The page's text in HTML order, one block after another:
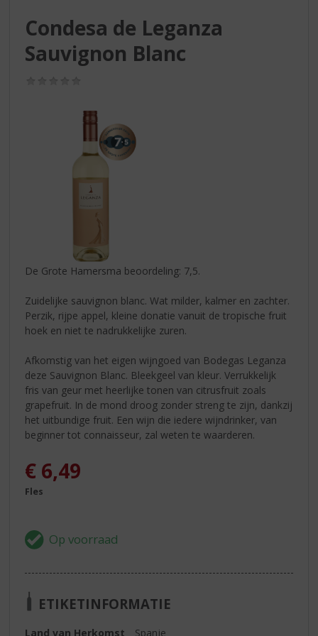
Condesa de Leganza
Sauvignon Blanc
De Grote Hamersma beoordeling: 7,5.
Zuidelijke sauvignon blanc. Wat milder, kalmer en zachter.
Perzik, rijpe appel, kleine donatie vanuit de tropische fruit
hoek en niet te nadrukkelijke zuren.
Afkomstig van het eigen wijngoed van Bodegas Leganza
deze Sauvignon Blanc. Bleekgeel van kleur. Verrukkelijk
fris van geur met heerlijke tonen van citrusfruit zoals
grapefruit. In de mond droog zonder streng te zijn, dankzij
het uitbundige fruit. Een wijn die iedere wijndrinker, van
beginner tot connaisseur, zal weten te waarderen.
€ 6,49
Fles
ETIKETINFORMATIE
Land van Herkomst
Spanje